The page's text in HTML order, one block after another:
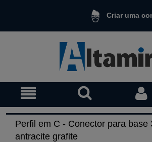
Criar uma
Perfil em C - Conector para base
antracite grafite